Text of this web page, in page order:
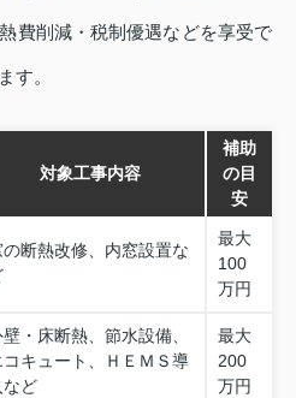
費削減・税制優遇などを享受で
す。
対象工事内容
補助
の目
安
の断熱改修、内窓設置な
最大
100
万円
・床断熱、節水設備、
コキュート、ＨＥＭＳ導
など
最大
200
万円